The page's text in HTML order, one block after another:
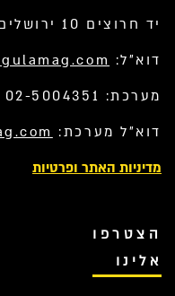
יד חרוצים 10 ירושלים 9342148
דוא”ל:
מערכת: 02-5004351
דוא”ל מערכת:
מדיניות האתר ופרטיות
הצטרפו
אלינו